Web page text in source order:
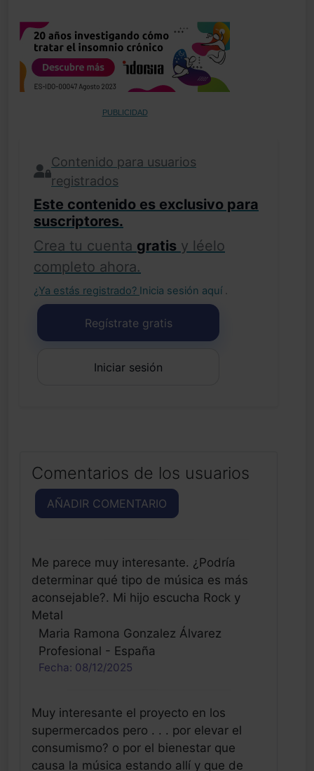
PUBLICIDAD
Contenido para usuarios
registrados
Este contenido es exclusivo para
suscriptores.
Crea tu cuenta gratis y léelo
completo ahora.
¿Ya estás registrado? Inicia sesión aquí .
Regístrate gratis
Iniciar sesión
Comentarios de los usuarios
AÑADIR COMENTARIO
Me parece muy interesante. ¿Podría
determinar qué tipo de música es más
aconsejable?. Mi hijo escucha Rock y
Metal
Maria Ramona Gonzalez Álvarez
Profesional - España
Fecha: 08/12/2025
Muy interesante el proyecto en los
supermercados pero . . . por elevar el
consumismo? o por el bienestar que
causa la música estando allí y que de